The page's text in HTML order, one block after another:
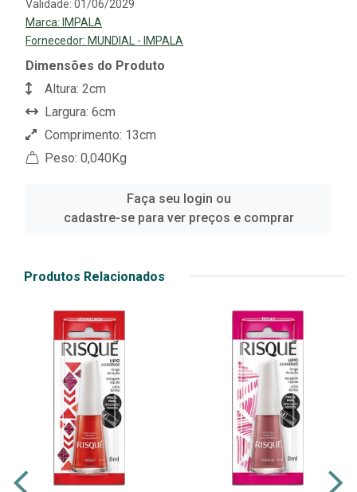
Validade: 01/06/2029
Marca: IMPALA
Fornecedor: MUNDIAL - IMPALA
Dimensões do Produto
Altura: 2cm
Largura: 6cm
Comprimento: 13cm
Peso: 0,040Kg
Faça seu login ou
cadastre-se para ver preços e comprar
Produtos Relacionados